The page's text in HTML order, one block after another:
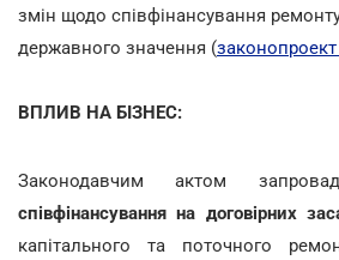
змін щодо співфінансування
державного значення (
ВПЛИВ НА БІЗНЕС:
Законодавчим актом
співфінансування на договірних
капітального та поточного